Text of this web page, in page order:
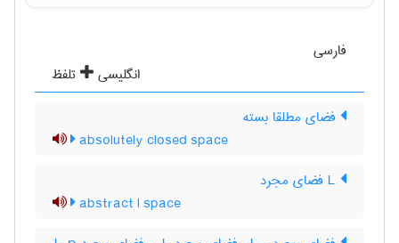
فارسی
انگلیسی
تلفظ
فضای مطلقا بسته
absolutely closed space
abstract l space